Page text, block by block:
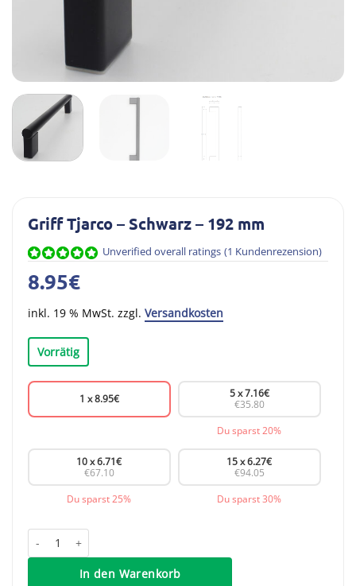
Griff Tjarco – Schwarz – 192 mm
Bewertet
mit5.00
basierend
auf
1
Kundenbewertung
Unverified overall ratings (1 Kundenrezension)
8.95€
inkl. 19 % MwSt. zzgl. Versandkosten
Vorrätig
1 x8.95€ 5 x7.16€
€35.80
Du sparst 20%
10 x6.71€
€67.10
Du sparst 25%
15 x6.27€
€94.05
Du sparst 30%
In den Warenkorb